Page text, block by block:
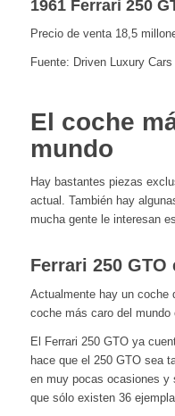
1961 Ferrari 250
Precio de venta 18,5
Fuente: Driven Luxury Cars
El coche
mundo
Hay bastantes piezas
actual. También hay
mucha gente le interesan
Ferrari 250 GTO
Actualmente hay un coche
coche más caro del
El Ferrari 250 GTO ya
hace que el 250 GTO sea
en muy pocas ocasiones y
que sólo existen 36